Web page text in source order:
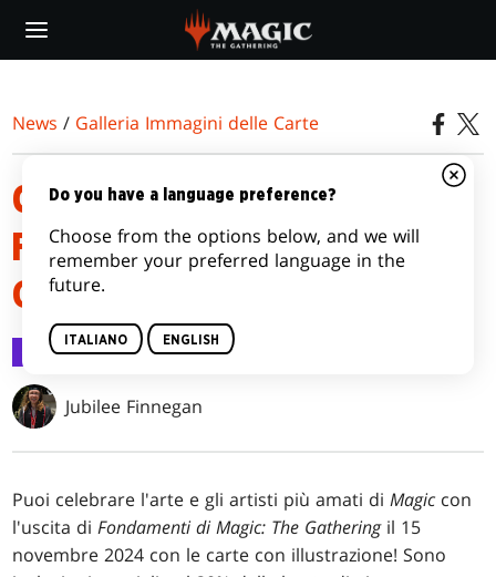
main
News / Galleria Immagini delle Carte
CARTE CON ILLUSTRAZIONE DI
FONDAMENTI DI MAGIC: THE
GATHERING
Galleria Immagini delle Carte
Jubilee Finnegan
Puoi celebrare l'arte e gli artisti più amati diMagic con
l'uscita diFondamenti di Magic: The Gatheringil 15
novembre 2024 con le carte con illustrazione! Sono
Do you have a language preference?
Choose from the options below, and we will
remember your preferred language in the
future.
ITALIANO ENGLISH